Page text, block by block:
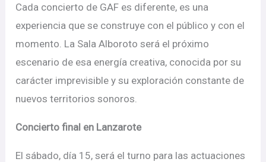
Cada concierto de GAF es diferente, es una
experiencia que se construye con el público y con el
momento. La Sala Alboroto será el próximo
escenario de esa energía creativa, conocida por su
carácter imprevisible y su exploración constante de
nuevos territorios sonoros.
Concierto final en Lanzarote
El sábado, día 15, será el turno para las actuaciones